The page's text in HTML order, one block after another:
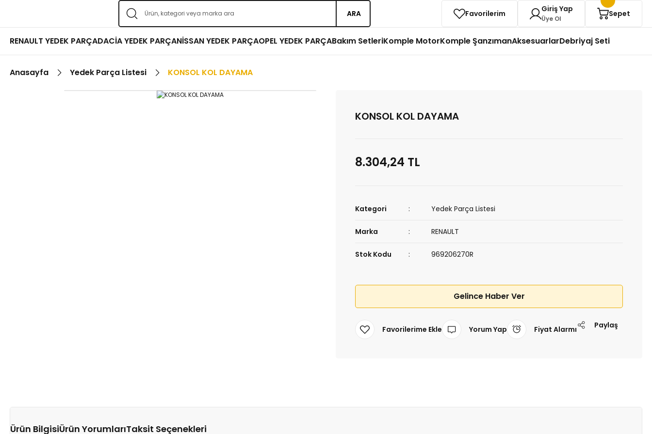
ARA Favorilerim Giriş Yap
Üye Ol
Sepet
RENAULT YEDEK PARÇADACİA YEDEK PARÇANİSSAN YEDEK PARÇAOPEL YEDEK PARÇABakım SetleriKomple MotorKomple ŞanzımanAksesuarlarDebriyaj Seti
Anasayfa Yedek Parça Listesi KONSOL KOL DAYAMA
KONSOL KOL DAYAMA
8.304,24 TL
Kategori Yedek Parça Listesi
Marka RENAULT
Stok Kodu 969206270R
Gelince Haber Ver
Yorum Yap Fiyat Alarmı Paylaş
Ürün BilgisiÜrün YorumlarıTaksit Seçenekleri